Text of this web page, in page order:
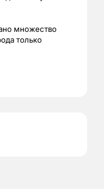
множество
только